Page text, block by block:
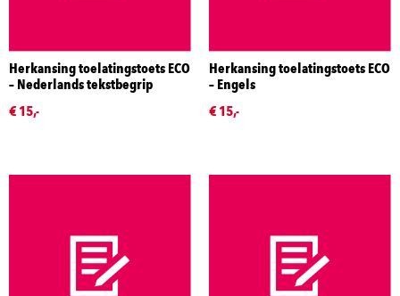
Herkansing toelatingstoets ECO
– Nederlands tekstbegrip
€ 15,-
Herkansing toelatingstoets ECO
– Engels
€ 15,-